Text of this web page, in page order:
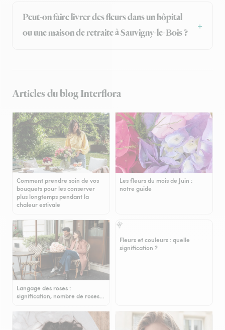
Peut-on faire livrer des fleurs dans un hôpital
ou une maison de retraite à Sauvigny-le-Bois ?
Articles du blog Interflora
Comment prendre soin de vos
bouquets pour les conserver
plus longtemps pendant la
chaleur estivale
Les fleurs du mois de Juin :
notre guide
Langage des roses :
signification, nombre de roses…
Fleurs et couleurs : quelle
signification ?